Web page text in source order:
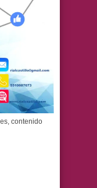
contenido